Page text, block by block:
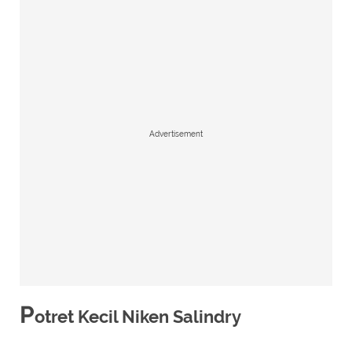
Advertisement
Potret Kecil Niken Salindry